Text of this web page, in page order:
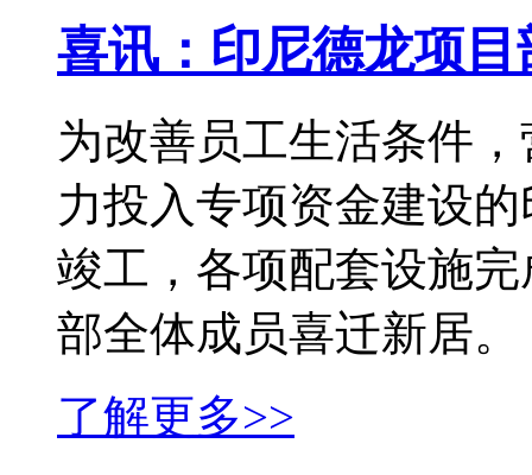
喜讯：印尼德龙项
为改善员工生活条件
力投入专项资金建设
竣工，各项配套设施
部全体成员喜迁新居。
了解更多>>